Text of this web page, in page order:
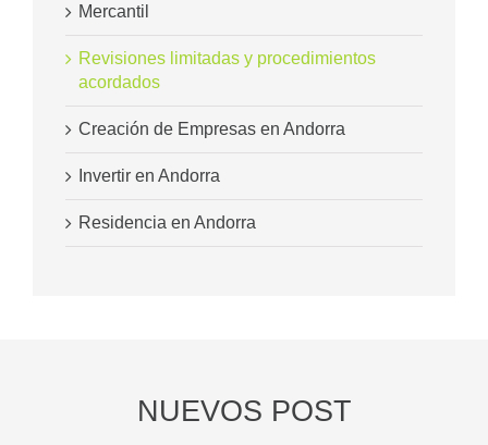
Mercantil
Revisiones limitadas y procedimientos
acordados
Creación de Empresas en Andorra
Invertir en Andorra
Residencia en Andorra
NUEVOS POST